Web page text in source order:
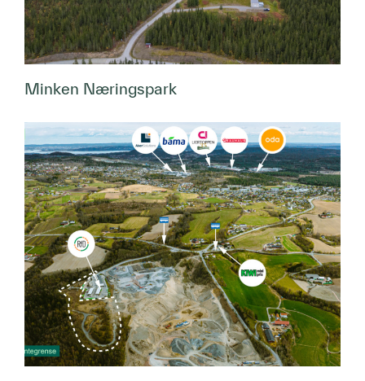
Minken Næringspark